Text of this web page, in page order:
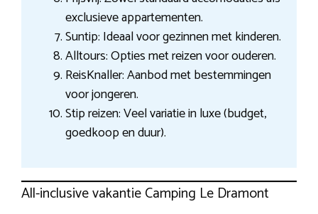
exclusieve appartementen.
Suntip: Ideaal voor gezinnen met kinderen.
Alltours: Opties met reizen voor ouderen.
ReisKnaller: Aanbod met bestemmingen
voor jongeren.
Stip reizen: Veel variatie in luxe (budget,
goedkoop en duur).
All-inclusive vakantie Camping Le Dramont